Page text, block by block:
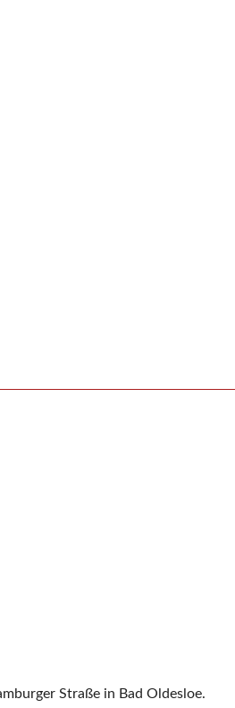
Straße in Bad Oldesloe.